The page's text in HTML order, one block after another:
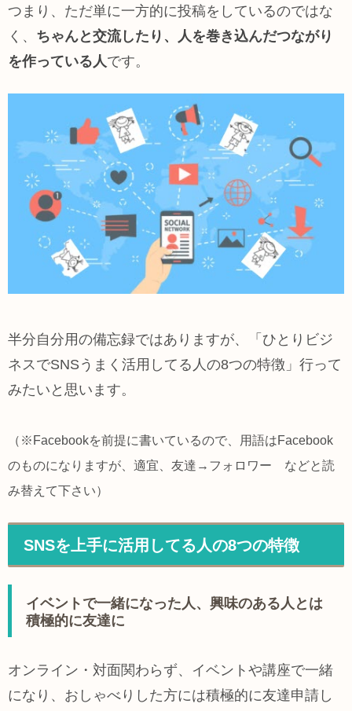
つまり、ただ単に一方的に投稿をしているのではな
く、 ちゃんと交流したり、人を巻き込んだつながり
を作っている人です。
半分自分用の備忘録ではありますが、「ひとりビジ
ネスでSNSうまく活用してる人の8つの特徴」行って
みたいと思います。
（※Facebookを前提に書いているので、用語はFacebook
のものになりますが、適宜、友達→フォロワー などと読
み替えて下さい）
SNSを上手に活用してる人の8つの特徴
イベントで一緒になった人、興味のある人とは
積極的に友達に
オンライン・対面関わらず、イベントや講座で一緒
になり、おしゃべりした方には積極的に友達申請し